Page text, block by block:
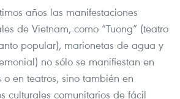
años las manifestaciones
de Vietnam, como “Tuong” (teatro
popular), marionetas de agua y
no sólo se manifiestan en
en teatros, sino también en
culturales comunitarios de fácil